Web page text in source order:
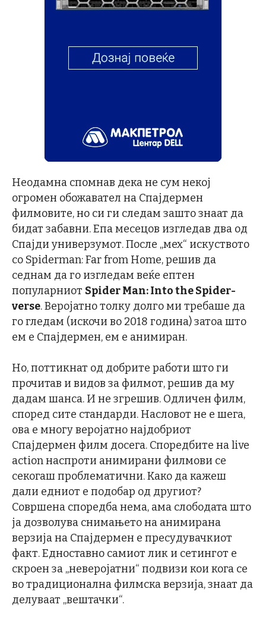
Неодамна спомнав дека не сум некој
огромен обожавател на Спајдермен
филмовите, но си ги следам зашто знаат да
бидат забавни. Епа месецов изгледав два од
Спајди универзумот. После „мех“ искуството
со Spiderman: Far from Home, решив да
седнам да го изгледам веќе ептен
популарниот Spider Man: Into the Spider-
verse. Веројатно толку долго ми требаше да
го гледам (искочи во 2018 година) затоа што
ем е Спајдермен, ем е анимиран.
Но, поттикнат од добрите работи што ги
прочитав и видов за филмот, решив да му
дадам шанса. И не згрешив. Одличен филм,
според сите стандарди. Насловот не е шега,
ова е многу веројатно најдобриот
Спајдермен филм досега. Споредбите на live
action наспроти анимирани филмови се
секогаш проблематични. Како да кажеш
дали едниот е подобар од другиот?
Совршена споредба нема, ама слободата што
ја дозволува снимањето на анимирана
верзија на Спајдермен е пресудувачкиот
факт. Едноставно самиот лик и сетингот е
скроен за „неверојатни“ подвизи кои кога се
во традиционална филмска верзија, знаат да
делуваат „вештачки“.